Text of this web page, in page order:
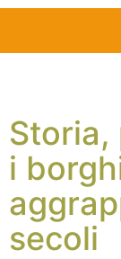
Storia,
i
secoli